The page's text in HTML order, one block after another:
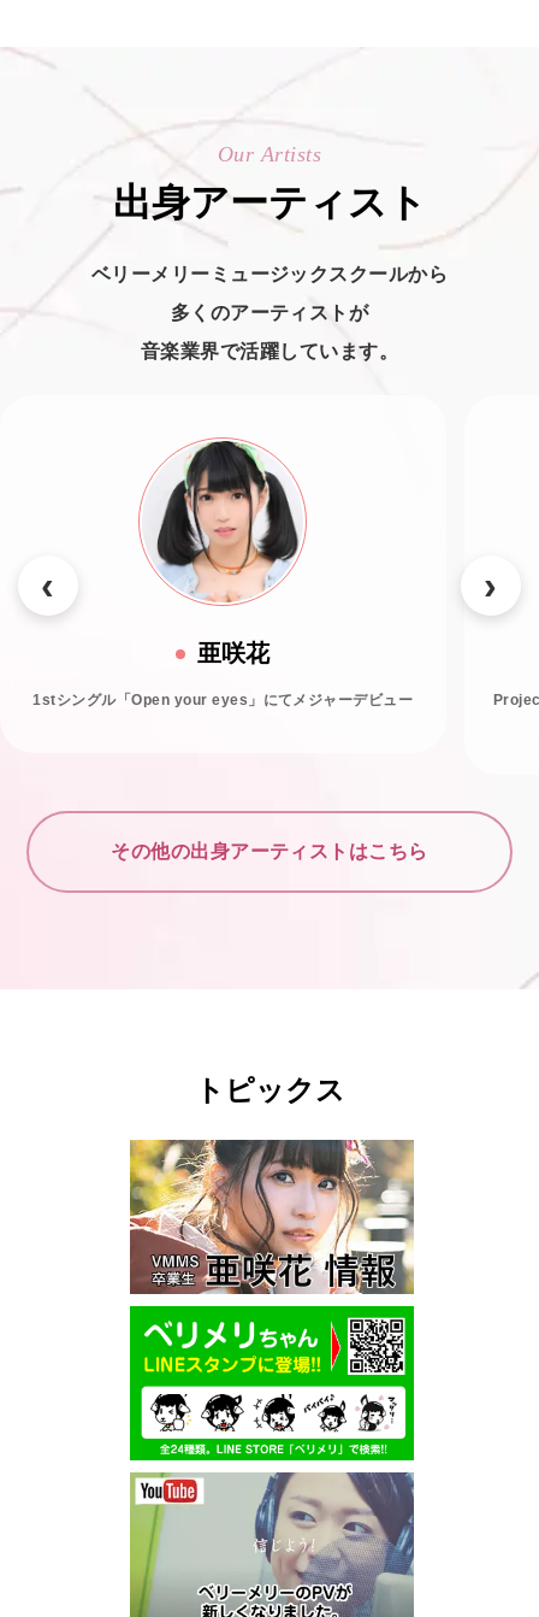
Our Artists
出身アーティスト
ベリーメリーミュージックスクールから
多くのアーティストが
音楽業界で活躍しています。
亜咲花
1stシングル「Open your eyes」にてメジャーデビュー
その他の出身アーティストはこちら
トピックス